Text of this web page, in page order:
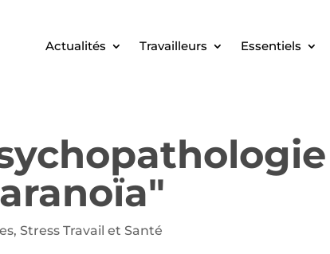
Actualités Travailleurs Essentiels
, Stress Travail et Santé